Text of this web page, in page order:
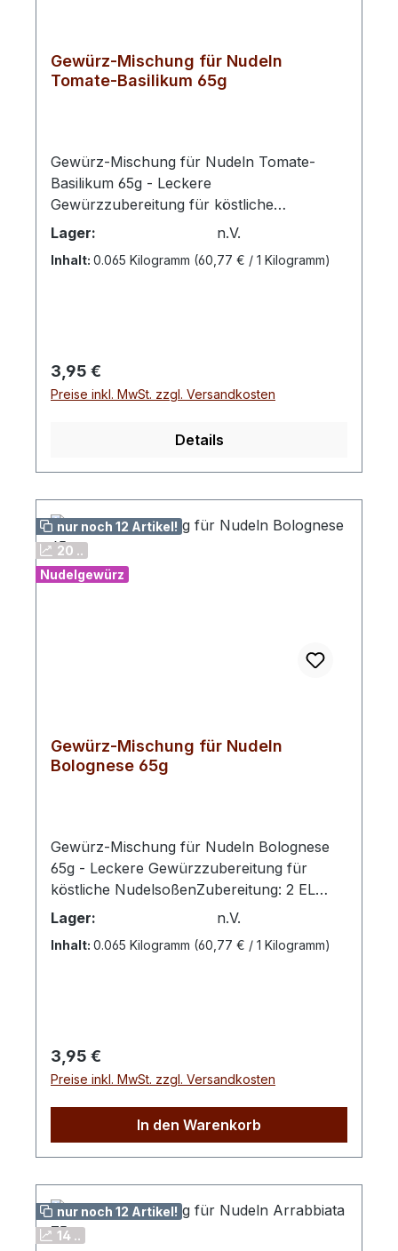
Gewürz-Mischung für Nudeln
Tomate-Basilikum 65g
Gewürz-Mischung für Nudeln Tomate-
Basilikum 65g - Leckere
Gewürzzubereitung für köstliche
Nudelsoßen.Zubereitung: 2 EL
Gewürzzubereitung mit 4 EL Wasser und 4
EL Olivenöl in eine Pfanne geben. Die
Zwiebeln, KnoblauchTIPP: Mit
Pinienkernen und Parmesan verfeinern!
Lager: n.V.
Inhalt: 0.065 Kilogramm (60,77 € / 1 Kilogramm)
Regulärer Preis:
3,95 €
Preise inkl. MwSt. zzgl. Versandkosten
Details
nur noch 12 Artikel!
20 ..
Nudelgewürz
Gewürz-Mischung für Nudeln
Bolognese 65g
Gewürz-Mischung für Nudeln Bolognese
65g - Leckere Gewürzzubereitung für
köstliche NudelsoßenZubereitung: 2 EL
Gewürzzubereitung mit 4 EL Wasser und 4
EL Olivenöl in eine Pfanne geben. Die
Mischung etwas köcheln lassen bis das
Oregano, Rosmarin, Thymian,
MajoranTIPP: Mit ca. 250 g gemischtem
Lager: n.V.
Inhalt: 0.065 Kilogramm (60,77 € / 1 Kilogramm)
Regulärer Preis:
3,95 €
Preise inkl. MwSt. zzgl. Versandkosten
In den Warenkorb
nur noch 12 Artikel!
14 ..